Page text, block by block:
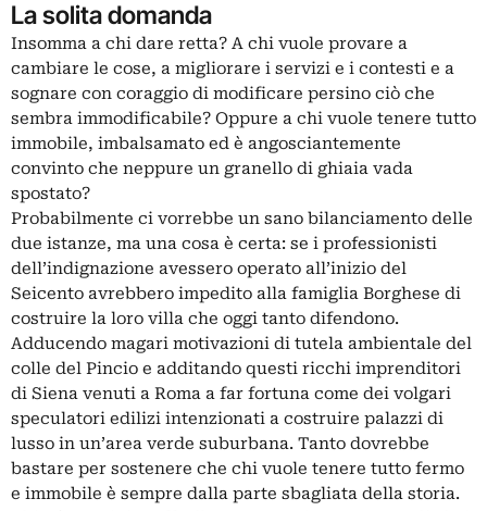
La solita domanda
Insomma a chi dare retta? A chi vuole provare a
cambiare le cose, a migliorare i servizi e i contesti e a
sognare con coraggio di modificare persino ciò che
sembra immodificabile? Oppure a chi vuole tenere tutto
immobile, imbalsamato ed è angosciantemente
convinto che neppure un granello di ghiaia vada
spostato?
Probabilmente ci vorrebbe un sano bilanciamento delle
due istanze, ma una cosa è certa: se i professionisti
dell’indignazione avessero operato all’inizio del
Seicento avrebbero impedito alla famiglia Borghese di
costruire la loro villa che oggi tanto difendono.
Adducendo magari motivazioni di tutela ambientale del
colle del Pincio e additando questi ricchi imprenditori
di Siena venuti a Roma a far fortuna come dei volgari
speculatori edilizi intenzionati a costruire palazzi di
lusso in un’area verde suburbana. Tanto dovrebbe
bastare per sostenere che chi vuole tenere tutto fermo
e immobile è sempre dalla parte sbagliata della storia.